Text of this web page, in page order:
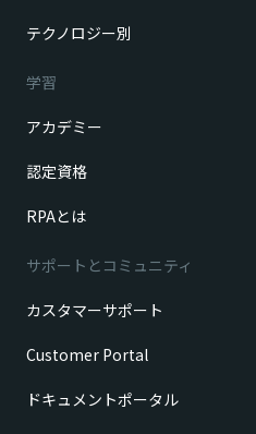
テクノロジー別
学習
アカデミー
認定資格
RPAとは
サポートとコミュニティ
カスタマーサポート
Customer Portal
ドキュメントポータル